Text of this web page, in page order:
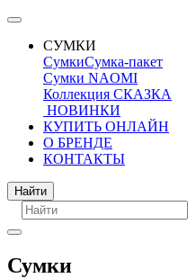
СУМКИ
СумкиСумка-пакет
Сумки NAOMI
Коллекция СКАЗКА
НОВИНКИ
КУПИТЬ ОНЛАЙН
О БРЕНДЕ
КОНТАКТЫ
Поиск
Найти
Сумки